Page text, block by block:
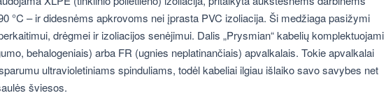
°C – ir didesnėms apkrovoms nei įprasta PVC izoliacija. Ši medžiaga pasižymi
drėgmei ir izoliacijos senėjimui. Dalis „Prysmian“ kabelių komplektuojami
behalogeniais) arba FR (ugnies neplatinančiais) apvalkalais. Tokie apvalkalai
ultravioletiniams spinduliams, todėl kabeliai ilgiau išlaiko savo savybes net
šviesos.